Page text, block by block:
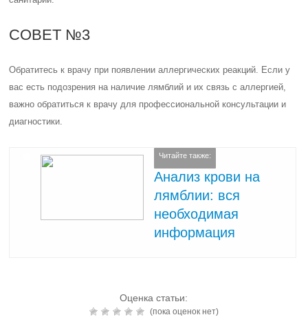
СОВЕТ №3
Обратитесь к врачу при появлении аллергических реакций. Если у
вас есть подозрения на наличие лямблий и их связь с аллергией,
важно обратиться к врачу для профессиональной консультации и
диагностики.
Читайте также:
Анализ крови на
лямблии: вся
необходимая
информация
Оценка статьи:
(пока оценок нет)